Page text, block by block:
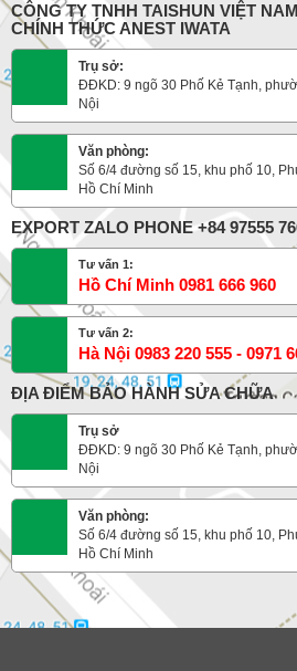
CÔNG TY TNHH TAISHUN VIỆT
CHÍNH THỨC ANEST IWATA
Trụ sở:
ĐĐKD: 9 ngõ 30 Phố Kẻ Tạnh,
Nội
Văn phòng:
Số 6/4 đường số 15, khu phố 10,
Hồ Chí Minh
EXPORT ZALO PHONE +84 97555
Tư vấn 1:
Hồ Chí Minh 0981 666 960
Tư vấn 2:
Hà Nội 0983 220 555 - 0971
ĐỊA ĐIỂM BẢO HÀNH SỬA CHỮA
Trụ sở
ĐĐKD: 9 ngõ 30 Phố Kẻ Tạnh,
Nội
Văn phòng:
Số 6/4 đường số 15, khu phố 10,
Hồ Chí Minh